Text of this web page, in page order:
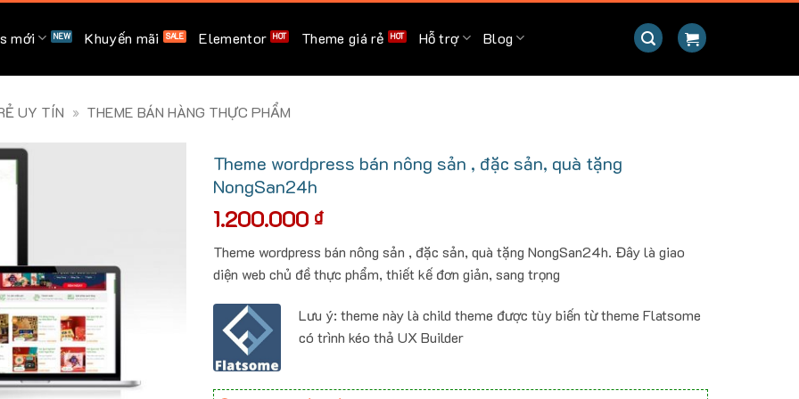
mới Khuyến mãi Elementor Theme giá rẻ Hỗ trợ Blog
UY TÍN » THEME BÁN HÀNG THỰC PHẨM
Theme wordpress bán nông sản , đặc sản, quà tặng
NongSan24h
1.200.000 ₫
Theme wordpress bán nông sản , đặc sản, quà tặng NongSan24h. Đây là giao
diện web chủ đề thực phẩm, thiết kế đơn giản, sang trọng
Lưu ý: theme này là child theme được tùy biến từ theme Flatsome
có trình kéo thả UX Builder